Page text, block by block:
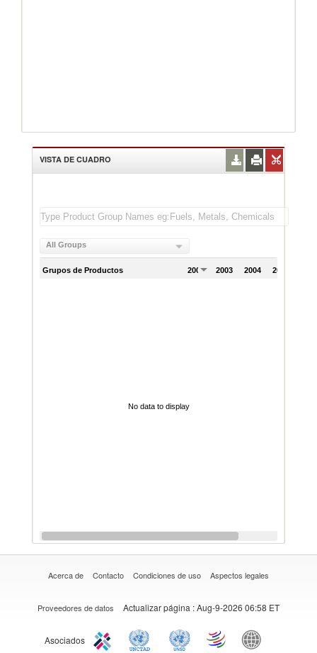
VISTA DE CUADRO
All Groups
Grupos de Productos 2002 2003 2004 2005
No data to display
Acerca de Contacto Condiciones de uso Aspectos legales
Proveedores de datos Actualizar página : Aug-9-2026 06:58 ET
Asociados